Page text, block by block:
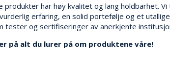
produkter har høy kvalitet og lang holdbarhet.
erfaring, en solid portefølje og et
tester og sertifiseringer av anerkjente
på alt du lurer på om produktene våre!